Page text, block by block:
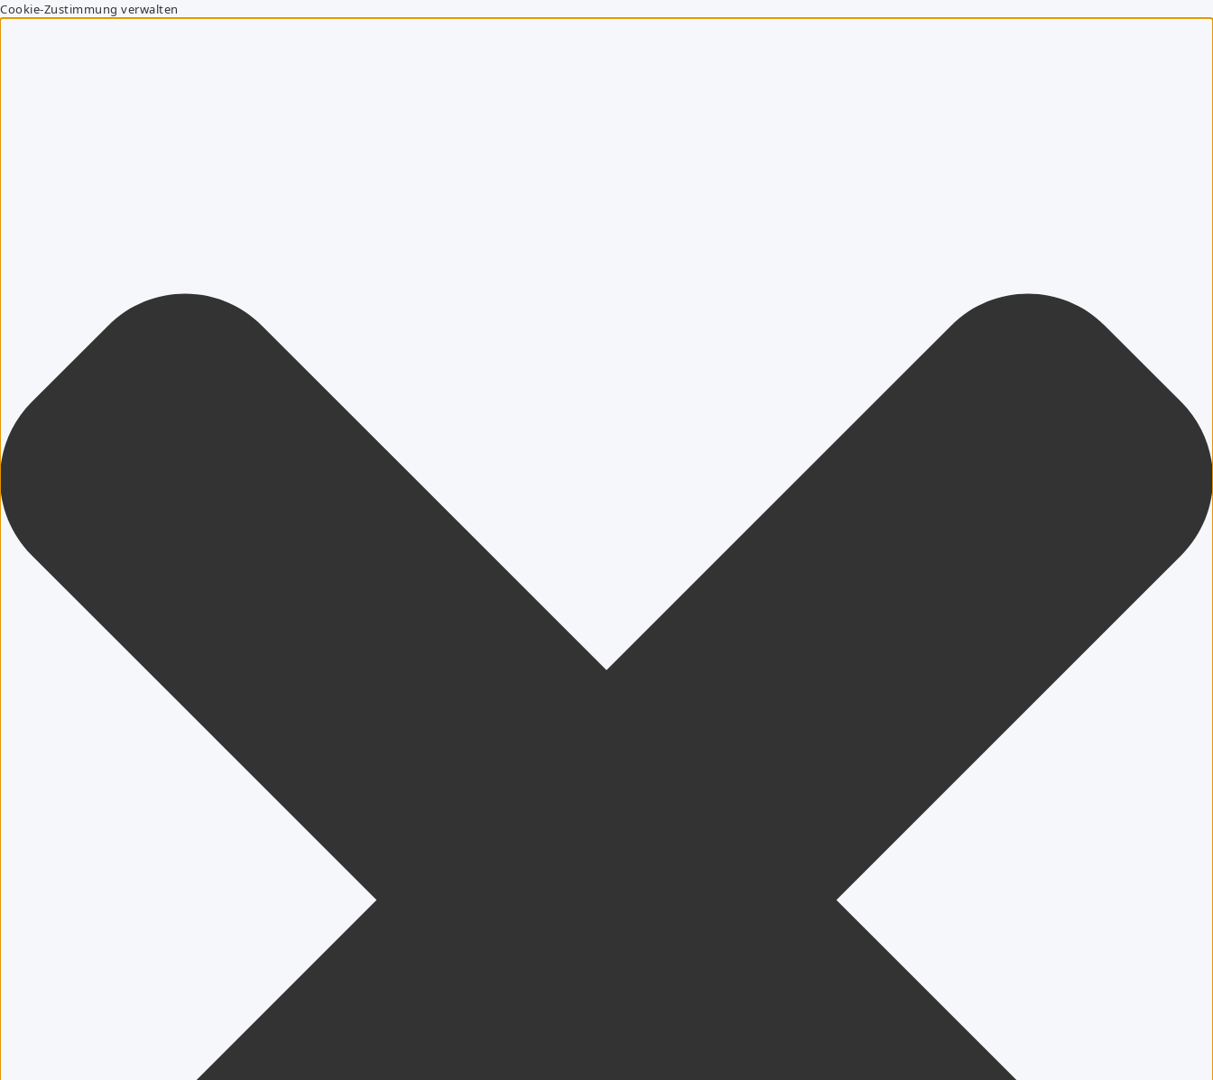
Cookie-Zustimmung verwalten